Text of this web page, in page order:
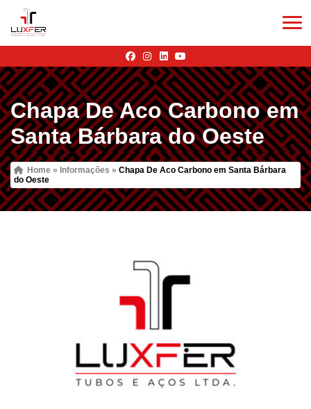
Chapa De Aco Carbono em
Santa Bárbara do Oeste
Home » Informações » Chapa De Aco Carbono em Santa Bárbara
do Oeste